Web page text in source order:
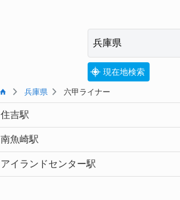
現在地検索
兵庫県 六甲ライナー
住吉駅
南魚崎駅
アイランドセンター駅